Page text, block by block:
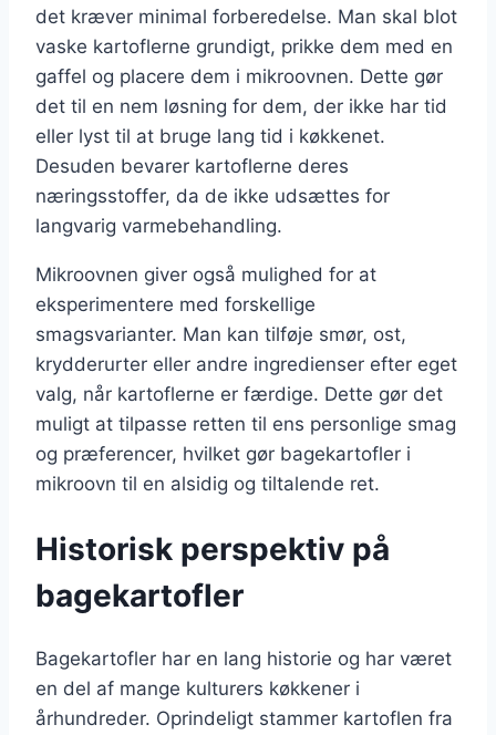
det kræver minimal forberedelse. Man skal blot
vaske kartoflerne grundigt, prikke dem med en
gaffel og placere dem i mikroovnen. Dette gør
det til en nem løsning for dem, der ikke har tid
eller lyst til at bruge lang tid i køkkenet.
Desuden bevarer kartoflerne deres
næringsstoffer, da de ikke udsættes for
langvarig varmebehandling.
Mikroovnen giver også mulighed for at
eksperimentere med forskellige
smagsvarianter. Man kan tilføje smør, ost,
krydderurter eller andre ingredienser efter eget
valg, når kartoflerne er færdige. Dette gør det
muligt at tilpasse retten til ens personlige smag
og præferencer, hvilket gør bagekartofler i
mikroovn til en alsidig og tiltalende ret.
Historisk perspektiv på
bagekartofler
Bagekartofler har en lang historie og har været
en del af mange kulturers køkkener i
århundreder. Oprindeligt stammer kartoflen fra